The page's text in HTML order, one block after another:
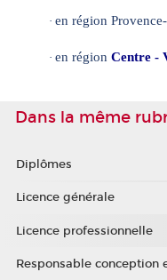
· en région
· en région Centre -
Dans la même
Diplômes
Licence générale
Licence professionnelle
Responsable conception